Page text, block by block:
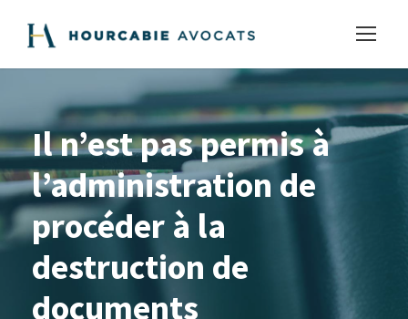
Il n’est pas permis à
l’administration de
procéder à la
destruction de
documents